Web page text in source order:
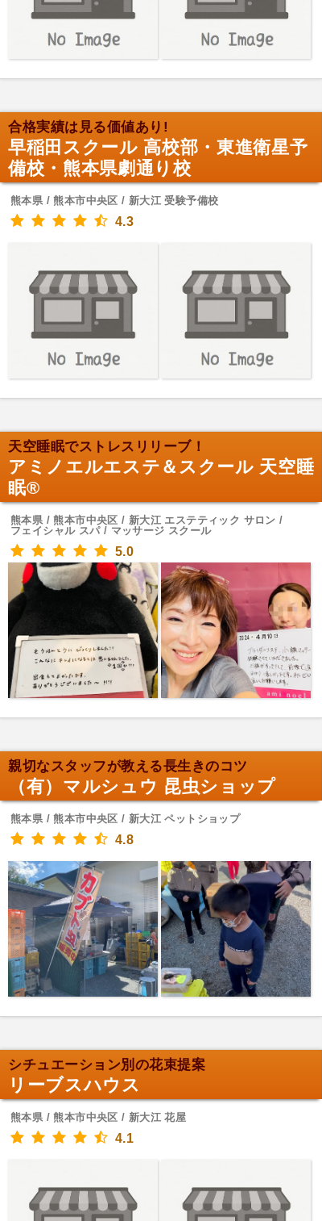
合格実績は見る価値あり!
早稲田スクール 高校部・東進衛星予
備校・熊本県劇通り校
熊本県 / 熊本市中央区 / 新大江 受験予備校
4.3
天空睡眠でストレスリリーブ！
アミノエルエステ＆スクール 天空睡
眠®︎
熊本県 / 熊本市中央区 / 新大江 エステティック サロン /
フェイシャル スパ / マッサージ スクール
5.0
親切なスタッフが教える長生きのコツ
（有）マルシュウ 昆虫ショップ
熊本県 / 熊本市中央区 / 新大江 ペットショップ
4.8
シチュエーション別の花束提案
リーブスハウス
熊本県 / 熊本市中央区 / 新大江 花屋
4.1